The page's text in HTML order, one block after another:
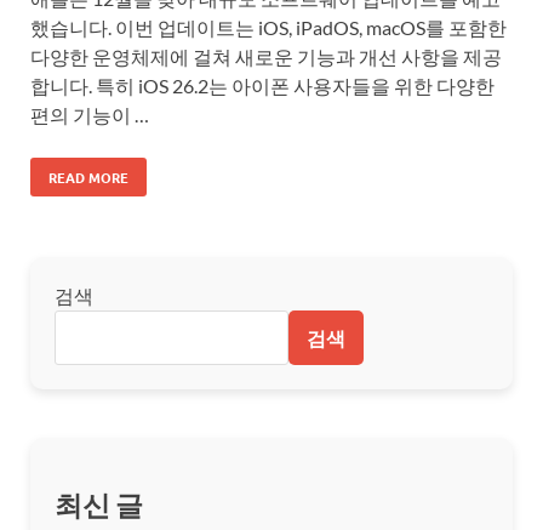
했습니다. 이번 업데이트는 iOS, iPadOS, macOS를 포함한
다양한 운영체제에 걸쳐 새로운 기능과 개선 사항을 제공
합니다. 특히 iOS 26.2는 아이폰 사용자들을 위한 다양한
편의 기능이 …
READ MORE
검색
검색
최신 글